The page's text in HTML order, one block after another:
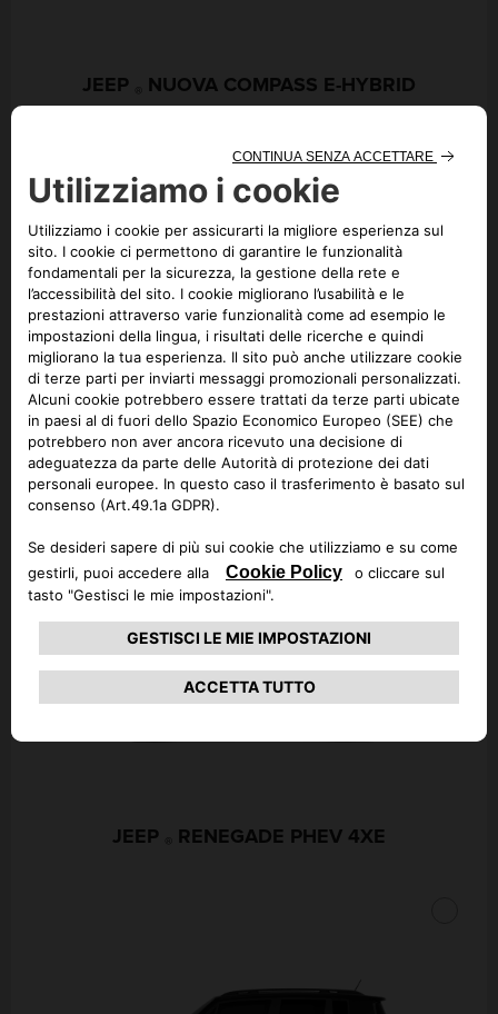
JEEP NUOVA COMPASS E-HYBRID
JEEP® COMPASS PHEV 4XE
JEEP RENEGADE PHEV 4XE
Nessun risultato disponibile
per questo modello
Seleziona un altro modello ed
esegui nuovamente la ricerca